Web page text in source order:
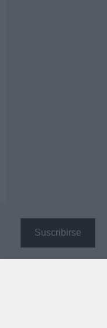
Suscribirse